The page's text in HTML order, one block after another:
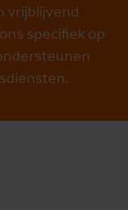
vrijblijvend
specifiek op